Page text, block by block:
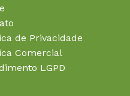
de Privacidade
Comercial
LGPD